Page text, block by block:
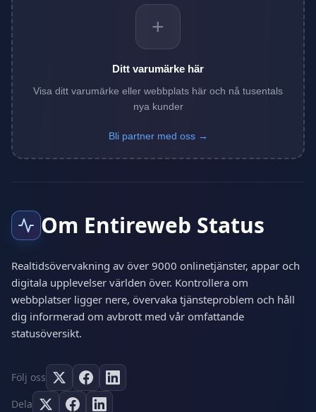
+
Ditt varumärke här
Visa ditt varumärke eller webbplats här och nå tusentals
nya kunder
Bli partner med oss →
Om Entireweb Status
Realtidsövervakning av över 9000 onlinetjänster, appar och
digitala upplevelser världen över. Kontrollera om
webbplatser ligger nere, övervaka tjänsteproblem och håll
dig informerad om avbrott med vår omfattande
statusöversikt.
Följ oss
Dela